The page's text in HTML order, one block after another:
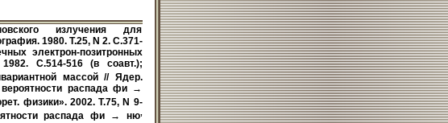
излучения для
1980. Т.25, N 2. С.371-
электрон-позитронных
С.514-516 (в соавт.);
массой // Ядер.
распада фи →
физики». 2002. Т.75, N 9-
распада фи → ню